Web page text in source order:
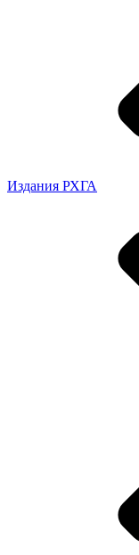
Издания РХГА